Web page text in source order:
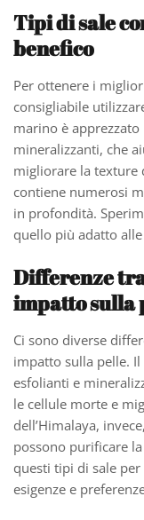
Tipi di sale
benefico
Per ottenere i
consigliabile
marino è
mineralizzanti, che
migliorare la texture
contiene numerosi
in profondità.
quello più adatto
Differenze
impatto sulla
Ci sono diverse
impatto sulla pelle.
esfolianti e
le cellule morte e
dell’Himalaya,
possono purificare
questi tipi di sale
esigenze e